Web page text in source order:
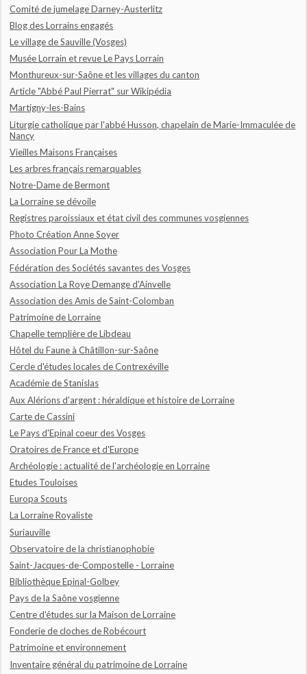
Comité de jumelage Darney-Austerlitz
Blog des Lorrains engagés
Le village de Sauville (Vosges)
Musée Lorrain et revue Le Pays Lorrain
Monthureux-sur-Saône et les villages du canton
Article "Abbé Paul Pierrat" sur Wikipédia
Martigny-les-Bains
Liturgie catholique par l'abbé Husson, chapelain de Marie-Immaculée de
Nancy
Vieilles Maisons Françaises
Les arbres français remarquables
Notre-Dame de Bermont
La Lorraine se dévoile
Registres paroissiaux et état civil des communes vosgiennes
Photo Création Anne Soyer
Association Pour La Mothe
Fédération des Sociétés savantes des Vosges
Association La Roye Demange d'Ainvelle
Association des Amis de Saint-Colomban
Patrimoine de Lorraine
Chapelle templière de Libdeau
Hôtel du Faune à Châtillon-sur-Saône
Cercle d'études locales de Contrexéville
Académie de Stanislas
Aux Alérions d'argent : héraldique et histoire de Lorraine
Carte de Cassini
Le Pays d'Epinal coeur des Vosges
Oratoires de France et d'Europe
Archéologie : actualité de l'archéologie en Lorraine
Etudes Touloises
Europa Scouts
La Lorraine Royaliste
Suriauville
Observatoire de la christianophobie
Saint-Jacques-de-Compostelle - Lorraine
Bibliothèque Epinal-Golbey
Pays de la Saône vosgienne
Centre d'études sur la Maison de Lorraine
Fonderie de cloches de Robécourt
Patrimoine et environnement
Inventaire général du patrimoine de Lorraine